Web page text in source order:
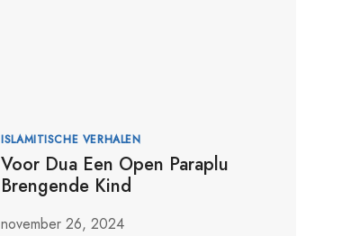
ISLAMITISCHE VERHALEN
Voor Dua Een Open Paraplu
Brengende Kind
november 26, 2024